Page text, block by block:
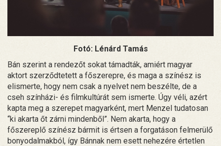
Fotó: Lénárd Tamás
Bán szerint a rendezőt sokat támadták, amiért magyar
aktort szerződtetett a főszerepre, és maga a színész is
elismerte, hogy nem csak a nyelvet nem beszélte, de a
cseh színházi- és filmkultúrát sem ismerte. Úgy véli, azért
kapta meg a szerepet magyarként, mert Menzel tudatosan
“ki akarta őt zárni mindenből”. Nem akarta, hogy a
főszereplő színész bármit is értsen a forgatáson felmerülő
bonyodalmakból, így Bánnak nem esett nehezére értetlen